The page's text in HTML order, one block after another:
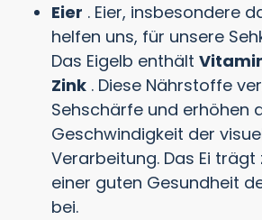
Eier . Eier, insbesondere
helfen uns, für unsere
Das Eigelb enthält
Zink . Diese Nährstoffe
Sehschärfe und erhöhen
Geschwindigkeit der
Verarbeitung. Das Ei trägt
einer guten Gesundheit
bei.